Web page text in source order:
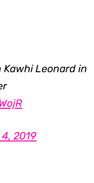
Leonard in
2019